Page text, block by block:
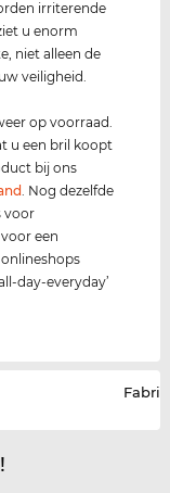
irriterende
u enorm
niet alleen de
veiligheid.
op voorraad.
u een bril koopt
bij ons
. Nog dezelfde
voor
een
day-everyday’